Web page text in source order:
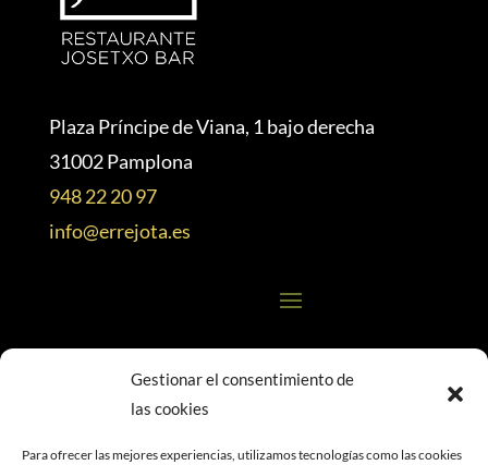
Gestionar el consentimiento de
las cookies
Para ofrecer las mejores experiencias, utilizamos tecnologías como las cookies
Plaza Príncipe de Viana, 1 bajo derecha
31002 Pamplona
948 22 20 97
info@errejota.es